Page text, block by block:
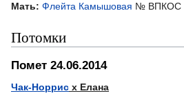
Мать: Флейта Камышовая № ВПКОС
Потомки
Помет 24.06.2014
Чак-Норрис х Елана